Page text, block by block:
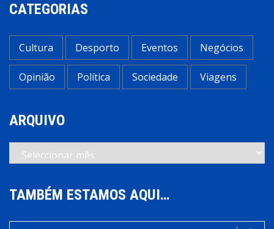
CATEGORIAS
Cultura Desporto Eventos Negócios
Opinião Política Sociedade Viagens
ARQUIVO
Arquivo
TAMBÉM ESTAMOS AQUI…